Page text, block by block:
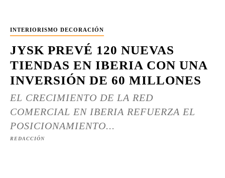
INTERIORISMO DECORACIÓN
JYSK PREVÉ 120 NUEVAS
TIENDAS EN IBERIA CON UNA
INVERSIÓN DE 60 MILLONES
EL CRECIMIENTO DE LA RED
COMERCIAL EN IBERIA REFUERZA EL
POSICIONAMIENTO...
REDACCIÓN